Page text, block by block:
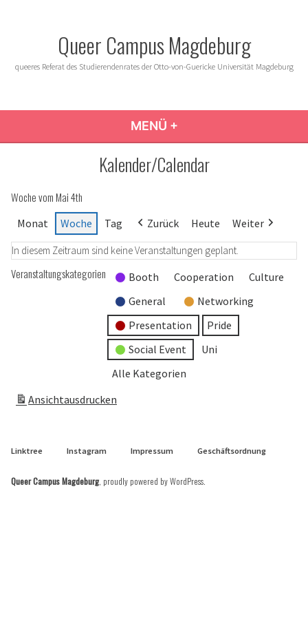
Queer Campus Magdeburg
queeres Referat des Studierendenrates der Otto-von-Guericke Universität Magdeburg
MENÜ +
Kalender/Calendar
Woche vom Mai 4th
Monat Woche Tag Zurück Heute Weiter
In diesem Zeitraum sind keine Veranstaltungen geplant.
Veranstaltungskategorien Booth Cooperation
Culture
General
Networking
Presentation
Pride
Social Event
Uni
Alle Kategorien
Ansichtausdrucken
Linktree Instagram Impressum Geschäftsordnung
Queer Campus Magdeburg, proudly powered by WordPress.